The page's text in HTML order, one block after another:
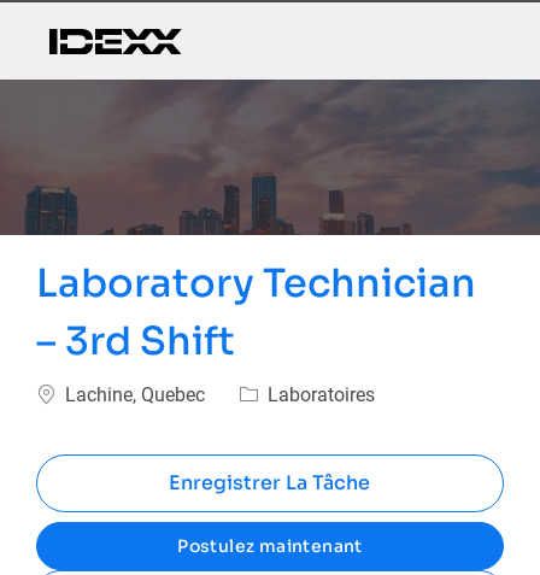
Laboratory Technician
– 3rd Shift
Emplacement
Lachine, Quebec Catégorie
Laboratoires
Enregistrer La Tâche
Postulez maintenant